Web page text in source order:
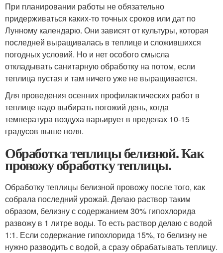
При планировании работы не обязательно
придерживаться каких-то точных сроков или дат по
Лунному календарю. Они зависят от культуры, которая
последней выращивалась в теплице и сложившихся
погодных условий. Но и нет особого смысла
откладывать санитарную обработку на потом, если
теплица пустая и там ничего уже не выращивается.
Для проведения осенних профилактических работ в
теплице надо выбирать погожий день, когда
температура воздуха варьирует в пределах 10-15
градусов выше ноля.
Обработка теплицы белизной. Как
провожу обработку теплицы.
Обработку теплицы белизной провожу после того, как
собрала последний урожай. Делаю раствор таким
образом, белизну с содержанием 30% гипохлорида
развожу в 1 литре воды. То есть раствор делаю с водой
1:1. Если содержание гипохлорида 15%, то белизну не
нужно разводить с водой, а сразу обрабатывать теплицу.